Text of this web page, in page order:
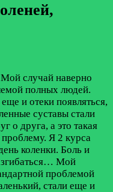
Мой случай наверно
полных людей.
и отеки появляться,
суставы стали
о друга, а это такая
Я 2 курса
коленки. Боль и
Мой
проблемой
стали еще и